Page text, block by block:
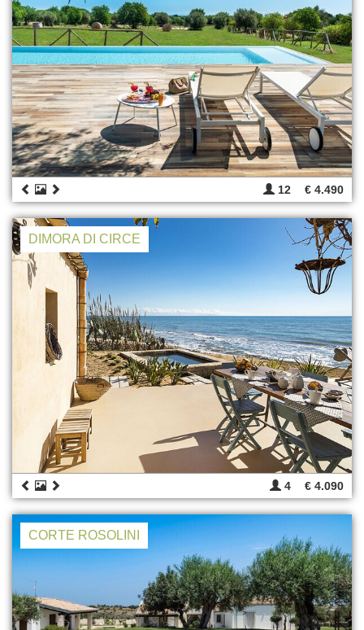
12 € 4.490
DIMORA DI CIRCE
4 € 4.090
CORTE ROSOLINI